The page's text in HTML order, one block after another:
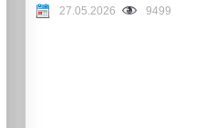
27.05.2026
9499